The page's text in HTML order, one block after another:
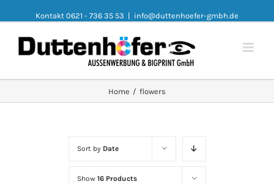
Kontakt 0621 - 736 35 53 | info@duttenhoefer-gmbh.de
Home / flowers
Sort by Date
Show 16 Products